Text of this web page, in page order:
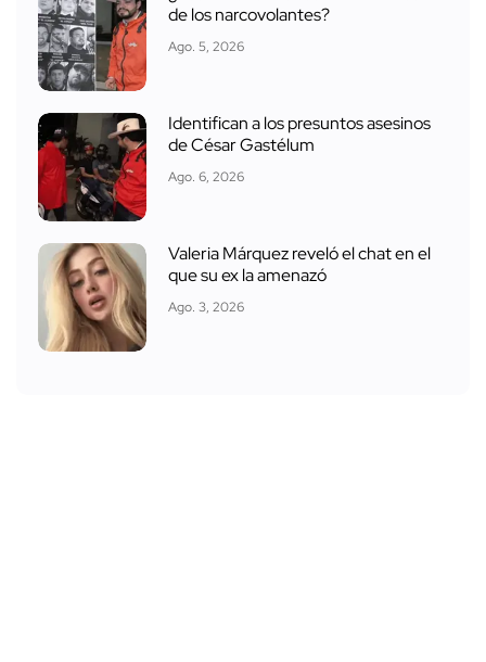
de los narcovolantes?
Ago. 5, 2026
Identifican a los presuntos asesinos
de César Gastélum
Ago. 6, 2026
Valeria Márquez reveló el chat en el
que su ex la amenazó
Ago. 3, 2026